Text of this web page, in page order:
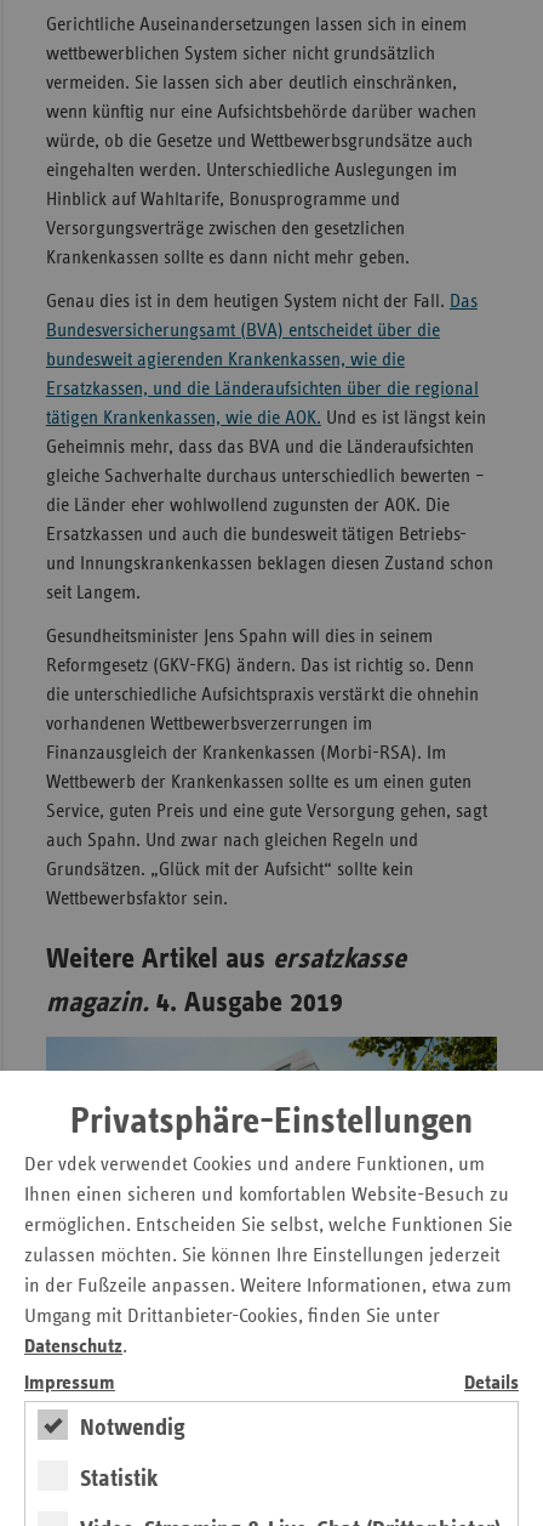
Privatsphäre-Einstellungen
Der vdek verwendet Cookies und andere Funktionen, um
Ihnen einen sicheren und komfortablen Website-Besuch zu
ermöglichen. Entscheiden Sie selbst, welche Funktionen Sie
zulassen möchten. Sie können Ihre Einstellungen jederzeit
in der Fußzeile anpassen. Weitere Informationen, etwa zum
Umgang mit Drittanbieter-Cookies, finden Sie unter
Datenschutz.
Impressum
Details
Notwendig
Statistik
Gerichtliche Auseinandersetzungen lassen sich in einem
wettbewerblichen System sicher nicht grundsätzlich
vermeiden. Sie lassen sich aber deutlich einschränken,
wenn künftig nur eine Aufsichtsbehörde darüber wachen
würde, ob die Gesetze und Wettbewerbsgrundsätze auch
eingehalten werden. Unterschiedliche Auslegungen im
Hinblick auf Wahltarife, Bonusprogramme und
Versorgungsverträge zwischen den gesetzlichen
Krankenkassen sollte es dann nicht mehr geben.
Genau dies ist in dem heutigen System nicht der Fall. Das
Bundesversicherungsamt (BVA) entscheidet über die
bundesweit agierenden Krankenkassen, wie die
Ersatzkassen, und die Länderaufsichten über die regional
tätigen Krankenkassen, wie die AOK. Und es ist längst kein
Geheimnis mehr, dass das BVA und die Länderaufsichten
gleiche Sachverhalte durchaus unterschiedlich bewerten –
die Länder eher wohlwollend zugunsten der AOK. Die
Ersatzkassen und auch die bundesweit tätigen Betriebs-
und Innungskrankenkassen beklagen diesen Zustand schon
seit Langem.
Gesundheitsminister Jens Spahn will dies in seinem
Reformgesetz (GKV-FKG) ändern. Das ist richtig so. Denn
die unterschiedliche Aufsichtspraxis verstärkt die ohnehin
vorhandenen Wettbewerbsverzerrungen im
Finanzausgleich der Krankenkassen (Morbi-RSA). Im
Wettbewerb der Krankenkassen sollte es um einen guten
Service, guten Preis und eine gute Versorgung gehen, sagt
auch Spahn. Und zwar nach gleichen Regeln und
Grundsätzen. „Glück mit der Aufsicht“ sollte kein
Wettbewerbsfaktor sein.
Weitere Artikel aus ersatzkasse
magazin.4. Ausgabe 2019
Von der Sieg an die Spree